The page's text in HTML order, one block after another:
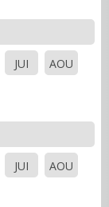
JUI
AOU
JUI
AOU